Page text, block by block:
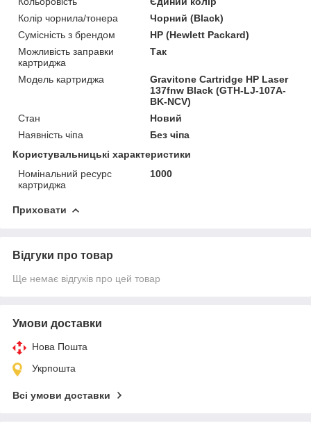
Колір чорнила/тонера
Чорний (Black)
Сумісність з брендом
HP (Hewlett Packard)
Можливість заправки
картриджа
Так
Модель картриджа
Gravitone Cartridge HP Laser
137fnw Black (GTH-LJ-107A-
BK-NCV)
Стан
Новий
Наявність чіпа
Без чіпа
Користувальницькі характеристики
Номінальний ресурс
картриджа
1000
Приховати
Відгуки про товар
Ще немає відгуків про цей товар
Умови доставки
Нова Пошта
Укрпошта
Всі умови доставки